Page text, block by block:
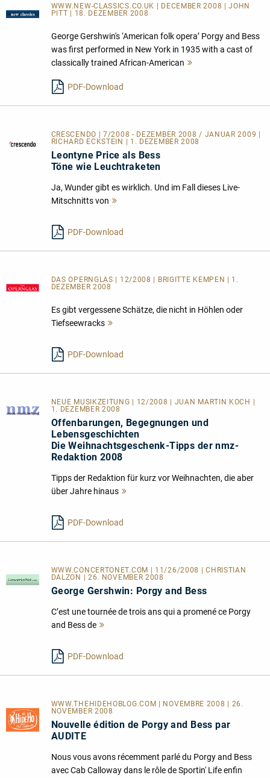
WWW.NEW-CLASSICS.CO.UK | DECEMBER 2008 | JOHN
PITT | 18. DEZEMBER 2008
George Gershwin's ‘American folk opera’ Porgy and Bess
was first performed in New York in 1935 with a cast of
classically trained African-American
PDF-Download
CRESCENDO | 7/2008 - DEZEMBER 2008 / JANUAR 2009 |
RICHARD ECKSTEIN | 1. DEZEMBER 2008
Leontyne Price als Bess
Töne wie Leuchtraketen
Ja, Wunder gibt es wirklich. Und im Fall dieses Live-
Mitschnitts von
PDF-Download
DAS OPERNGLAS | 12/2008 | BRIGITTE KEMPEN | 1.
DEZEMBER 2008
Es gibt vergessene Schätze, die nicht in Höhlen oder
Tiefseewracks
PDF-Download
NEUE MUSIKZEITUNG | 12/2008 | JUAN MARTIN KOCH |
1. DEZEMBER 2008
Offenbarungen, Begegnungen und
Lebensgeschichten
Die Weihnachtsgeschenk-Tipps der nmz-
Redaktion 2008
Tipps der Redaktion für kurz vor Weihnachten, die aber
über Jahre hinaus
PDF-Download
WWW.CONCERTONET.COM | 11/26/2008 | CHRISTIAN
DALZON | 26. NOVEMBER 2008
George Gershwin: Porgy and Bess
C’est une tournée de trois ans qui a promené ce Porgy
and Bess de
PDF-Download
WWW.THEHIDEHOBLOG.COM | NOVEMBRE 2008 | 26.
NOVEMBER 2008
Nouvelle édition de Porgy and Bess par
AUDITE
Nous vous avons récemment parlé du Porgy and Bess
avec Cab Calloway dans le rôle de Sportin' Life enfin